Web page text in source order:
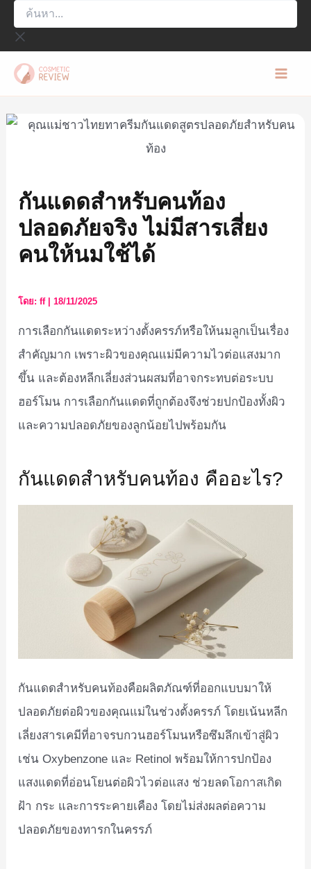
ค้นหา...
กันแดดสำหรับคนท้อง
ปลอดภัยจริง ไม่มีสารเสี่ยง
คนให้นมใช้ได้
โดย:ff |18/11/2025
การเลือกกันแดดระหว่างตั้งครรภ์หรือให้นมลูกเป็นเรื่อง
สำคัญมาก เพราะผิวของคุณแม่มีความไวต่อแสงมาก
ขึ้น และต้องหลีกเลี่ยงส่วนผสมที่อาจกระทบต่อระบบ
ฮอร์โมน การเลือกกันแดดที่ถูกต้องจึงช่วยปกป้องทั้งผิว
และความปลอดภัยของลูกน้อยไปพร้อมกัน
กันแดดสำหรับคนท้อง คืออะไร?
กันแดดสำหรับคนท้องคือผลิตภัณฑ์ที่ออกแบบมาให้
ปลอดภัยต่อผิวของคุณแม่ในช่วงตั้งครรภ์ โดยเน้นหลีก
เลี่ยงสารเคมีที่อาจรบกวนฮอร์โมนหรือซึมลึกเข้าสู่ผิว
เช่น Oxybenzone และ Retinol พร้อมให้การปกป้อง
แสงแดดที่อ่อนโยนต่อผิวไวต่อแสง ช่วยลดโอกาสเกิด
ฝ้า กระ และการระคายเคือง โดยไม่ส่งผลต่อความ
ปลอดภัยของทารกในครรภ์